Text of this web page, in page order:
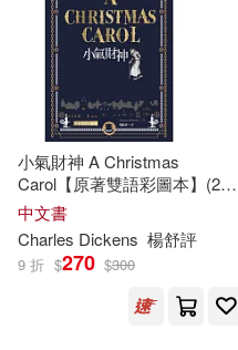
課程教材研究所編著(1)
趙敏 成應翠 編著(1)
邁克爾．波洛克(1)
小氣財神 A Christmas
Carol【原著雙語彩圖本】(25K
彩色)(二版) (中英對照)
中文書
Charles Dickens 楊舒評
9 折 $270 $300